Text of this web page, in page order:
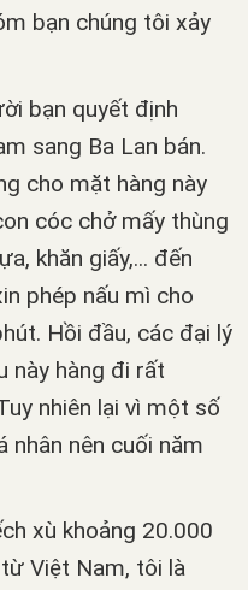
bạn chúng tôi xảy
bạn quyết định
sang Ba Lan bán.
cho mặt hàng này
cóc chở mấy thùng
khăn giấy,... đến
phép nấu mì cho
Hồi đầu, các đại lý
này hàng đi rất
nhiên lại vì một số
nhân nên cuối năm
xù khoảng 20.000
từ Việt Nam, tôi là